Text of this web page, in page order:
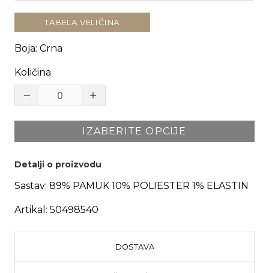
TABELA VELIČINA
Boja: Crna
Količina
IZABERITE OPCIJE
Detalji o proizvodu
Sastav: 89% PAMUK 10% POLIESTER 1% ELASTIN
Artikal: 50498540
DOSTAVA